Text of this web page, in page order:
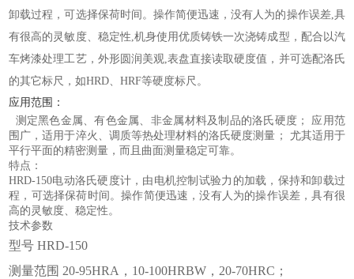
卸载过程，可选择保荷时间。操作简便迅速，没有人为的操作误差,具
有很高的灵敏度、稳定性,机身使用优质铸铁一次浇铸成型，配合以汽
车烤漆处理工艺，外形圆润美观,表盘直接读取硬度值，并可选配洛氏
的其它标尺，如HRD、HRF等硬度标尺。
应用范围：
测定黑色金属、有色金属、非金属材料及制品的洛氏硬度； 应用范
围广，适用于淬火、调质等热处理材料的洛氏硬度测量； 尤其适用于
平行平面的精密测量，而且曲面测量稳定可靠。
特点：
HRD-150电动洛氏硬度计，由电机控制试验力的加载，保持和卸载过
程，可选择保荷时间。操作简便迅速，没有人为的操作误差，具有很
高的灵敏度、稳定性。
技术参数
型号 HRD-150
测量范围 20-95HRA，10-100HRBW，20-70HRC；